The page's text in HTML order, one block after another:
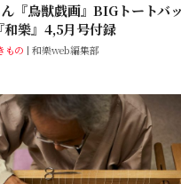
『鳥獣戯画』BIGトートバ
和樂』4,5月号付録
もの 和樂web編集部